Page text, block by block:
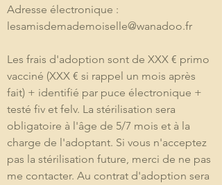
Adresse électronique :
lesamisdemademoiselle@wanadoo.fr
Les frais d'adoption sont de XXX € primo
vacciné (XXX € si rappel un mois après
fait) + identifié par puce électronique +
testé fiv et felv. La stérilisation sera
obligatoire à l'âge de 5/7 mois et à la
charge de l'adoptant. Si vous n'acceptez
pas la stérilisation future, merci de ne pas
me contacter. Au contrat d'adoption sera